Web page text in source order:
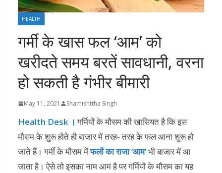
HEALTH
गर्मी के खास फल ‘आम’ को
खरीदते समय बरतें सावधानी, वरना
हो सकती है गंभीर बीमारी
May 11, 2021 Shamishttha Singh
Health Desk । गर्मियों के मौसम की खासियत है कि इस
मौसम के शुरू होते ही बाजार में तरह- तरह के फल आना शुरू हो
जाते हैं। गर्मी के मौसम मेंफलों का राजा ‘आम‘भी बाजार में आ
जाता है। ऐसे तो इसका नाम आम है पर गर्मियों के मौसम का यह